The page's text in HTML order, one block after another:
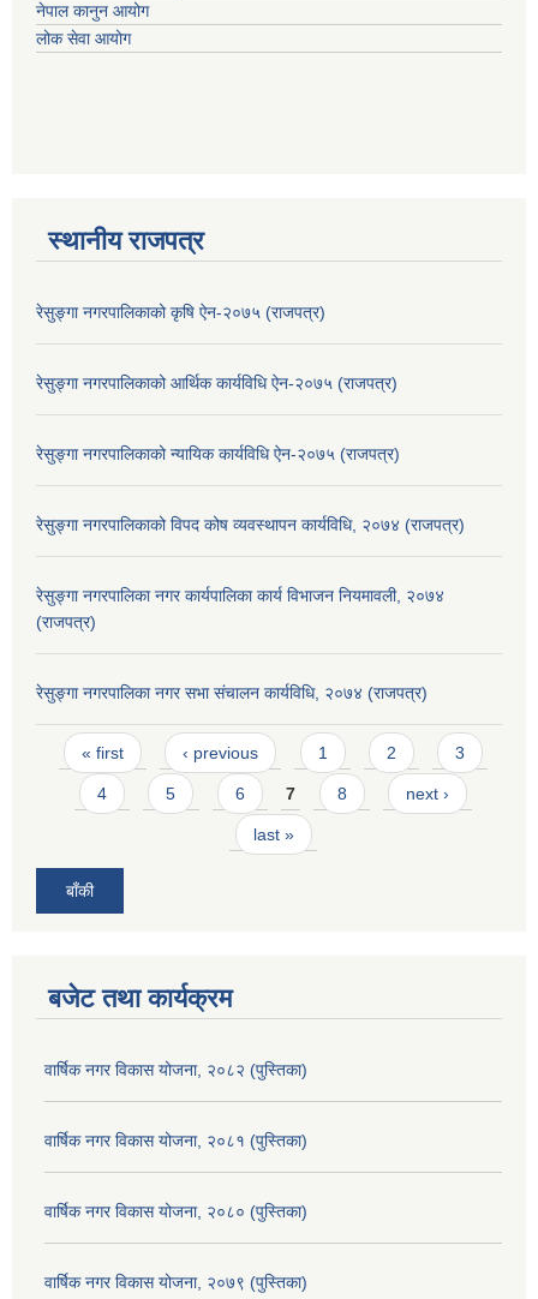
नेपाल कानुन आयोग
लोक सेवा आयोग
स्थानीय राजपत्र
रेसुङ्गा नगरपालिकाको कृषि ऐन-२०७५ (राजपत्र)
रेसुङ्गा नगरपालिकाको आर्थिक कार्यविधि ऐन-२०७५ (राजपत्र)
रेसुङ्गा नगरपालिकाको न्यायिक कार्यविधि ऐन-२०७५ (राजपत्र)
रेसुङ्गा नगरपालिकाको विपद कोष व्यवस्थापन कार्यविधि, २०७४ (राजपत्र)
रेसुङ्गा नगरपालिका नगर कार्यपालिका कार्य विभाजन नियमावली, २०७४
(राजपत्र)
रेसुङ्गा नगरपालिका नगर सभा संचालन कार्यविधि, २०७४ (राजपत्र)
Pages
« first ‹ previous 1 2 3
4 5 6 7 8 next ›
last »
बाँकी
बजेट तथा कार्यक्रम
वार्षिक नगर विकास योजना, २०८२ (पुस्तिका)
वार्षिक नगर विकास योजना, २०८१ (पुस्तिका)
वार्षिक नगर विकास योजना, २०८० (पुस्तिका)
वार्षिक नगर विकास योजना, २०७९ (पुस्तिका)